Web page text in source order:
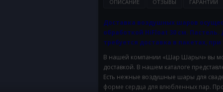
ОПИСАНИЕ ОТЗЫВЫ ГАРАНТИИ
Доставка воздушных шаров
обработкой HiFloat 30 см. Пастель.
требуется доставка в пакетах,
В нашей компании «Шар Шарыч» вы
доставкой. В нашем каталоге
Есть нежные воздушные шары для
форме сердца для влюбленных пар.